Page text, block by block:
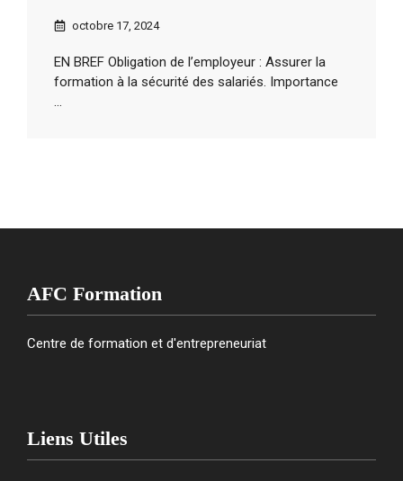
octobre 17, 2024
EN BREF Obligation de l’employeur : Assurer la
formation à la sécurité des salariés. Importance
...
AFC Formation
Centre de formation et d'entrepreneuriat
Liens Utiles